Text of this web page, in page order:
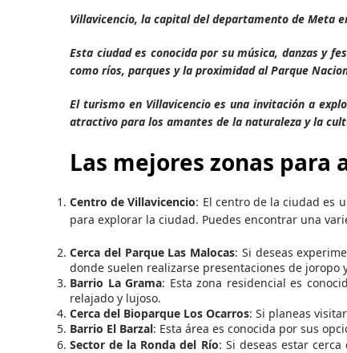
Villavicencio, la capital del departamento de Meta
Esta ciudad es conocida por su música, danzas y
como ríos, parques y la proximidad al Parque
El turismo en Villavicencio es una invitación a
atractivo para los amantes de la naturaleza y la
Las mejores zonas
Centro de Villavicencio: El centro de la ciudad es
para explorar la ciudad. Puedes encontrar una
Cerca del Parque Las Malocas: Si deseas
donde suelen realizarse presentaciones de joropo
Barrio La Grama: Esta zona residencial es
relajado y lujoso.
Cerca del Bioparque Los Ocarros: Si planeas
Barrio El Barzal: Esta área es conocida por sus
Sector de la Ronda del Río: Si deseas estar